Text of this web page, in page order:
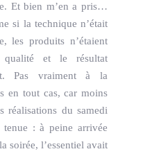
Et bien m’en a pris…
si la technique n’était
les produits n’étaient
et le résultat
Pas vraiment à la
en tout cas, car moins
réalisations du samedi
: à peine arrivée
soirée, l’essentiel avait